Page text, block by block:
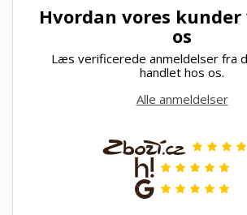
Hvordan vores
os
Læs verificerede anmeldelser fra
handlet hos os.
Alle anmeldelser